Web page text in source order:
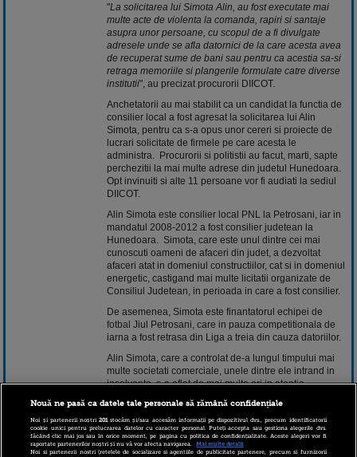
"La solicitarea lui Simota Alin, au fost executate mai
multe acte de violenta la comanda, rapiri si santaje
asupra unor persoane, cu scopul de a fi divulgate
adresele unde se afla datornici de la care acesta avea
de recuperat sume de bani sau pentru ca acestia sa-si
retraga memoriile si plangerile formulate catre diverse
institutii", au precizat procurorii DIICOT.
Anchetatorii au mai stabilit ca un candidat la functia de
consilier local a fost agresat la solicitarea lui Alin
Simota, pentru ca s-a opus unor cereri si proiecte de
lucrari solicitate de firmele pe care acesta le
administra. Procurorii si politistii au facut, marti, sapte
perchezitii la mai multe adrese din judetul Hunedoara.
Opt invinuiti si alte 11 persoane vor fi audiati la sediul
DIICOT.
Alin Simota este consilier local PNL la Petrosani, iar in
mandatul 2008-2012 a fost consilier judetean la
Hunedoara. Simota, care este unul dintre cei mai
cunoscuti oameni de afaceri din judet, a dezvoltat
afaceri atat in domeniul constructiilor, cat si in domeniul
energetic, castigand mai multe licitatii organizate de
Consiliul Judetean, in perioada in care a fost consilier.
De asemenea, Simota este finantatorul echipei de
fotbal Jiul Petrosani, care in pauza competitionala de
iarna a fost retrasa din Liga a treia din cauza datoriilor.
Alin Simota, care a controlat de-a lungul timpului mai
multe societati comerciale, unele dintre ele intrand in
insolventa, s-a aflat de mai multe ori in atentia
si emitere de file cec fara acoperire. Potrivit ultimei
declaratii de avere completata in 31 iulie 2012, dupa
preluarea mandatului de consilier local la Petrosani,
Alin Simota are in proprietate o garsoniera de 23 de
Nouă ne pasă ca datele tale personale să rămână confidențiale
Noi și partenerii noștri201stocăm și/sau accesăm informații pe dispozitivul dvs., precum identificatorii
cookie unici pentru prelucrarea datelor cu caracter personal. Puteți accepta sau gestiona alegerile dvs.
făcând clic mai jos sau în orice moment, pe pagina cu politica de confidențialitate. Aceste alegeri vor fi
raportate partenerilor noștri și nu vă vor afecta navigarea.
Mai multe detalii
Noi si partenerii nostri (retelele de socializare si agentiile de publicitate partenere, precum si furnizorii